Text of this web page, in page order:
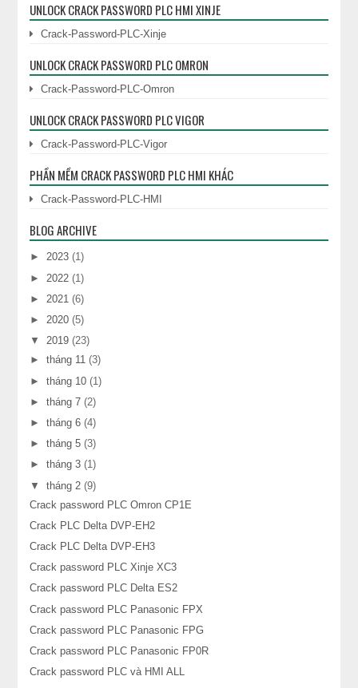
UNLOCK CRACK PASSWORD PLC HMI XINJE
Crack-Password-PLC-Xinje
UNLOCK CRACK PASSWORD PLC OMRON
Crack-Password-PLC-Omron
UNLOCK CRACK PASSWORD PLC VIGOR
Crack-Password-PLC-Vigor
PHẦN MỀM CRACK PASSWORD PLC HMI KHÁC
Crack-Password-PLC-HMI
BLOG ARCHIVE
►2023 (1)
► 2022 (1)
► 2021 (6)
►2020 (5)
▼
2019 (23)
►tháng 11 (3)
►tháng 10 (1)
►tháng 7 (2)
►tháng 6 (4)
►tháng 5 (3)
►tháng 3 (1)
▼
tháng 2 (9)
Crack password PLC Omron CP1E
Crack PLC Delta DVP-EH2
Crack PLC Delta DVP-EH3
Crack password PLC Xinje XC3
Crack password PLC Delta ES2
Crack password PLC Panasonic FPX
Crack password PLC Panasonic FPG
Crack password PLC Panasonic FP0R
Crack password PLC và HMI ALL